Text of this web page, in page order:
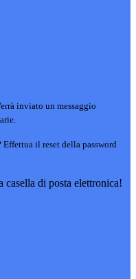
inviato un messaggio
Effettua il reset della password
di posta elettronica!